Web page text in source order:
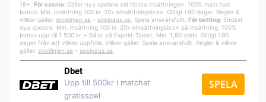
18+. För casino: Gäller nya spelare vid första insättningen. 100% matchad
bonus. Min. insättning 100 kr. 20x omsättningskrav. Giltigt i 90 dagar. Regler &
villkor gäller. stodlinjen.se – spelpaus.se . Spela ansvarsfullt. För betting: Endast
nya spelare. Min. insättning 100 kr. 20x omsättningskrav på insättning. 100%
bonus upp till 1 500 kr + 64 kr på Expekt-Tipset. Min. 1,80 odds. Giltigt i 90
dagar från att villkor uppfylls. Villkor gäller. Spela ansvarsfullt. Regler & villkor
gäller. stodlinjen.se – spelpaus.se
Dbet
Upp till 500kr i matchat
gratisspel
SPELA